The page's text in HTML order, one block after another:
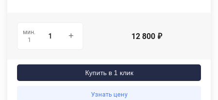
мин.
1
12 800 ₽
Купить в 1 клик
Узнать цену